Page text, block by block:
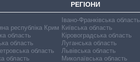
РЕГІОНИ
республіка Крим
область
область
область
область
Івано-Франківська область
Київська область
Кіровоградська область
Луганська область
Львівська область
Миколаївська область